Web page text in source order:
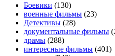
Боевики (130)
военные фильмы (23)
Детективы (28)
документальные фильмы
драмы (288)
интересные фильмы (401)